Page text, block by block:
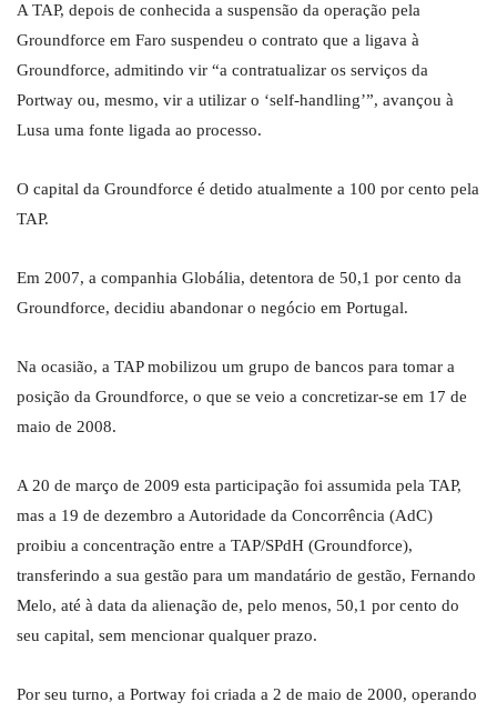
A TAP, depois de conhecida a suspensão da operação pela
Groundforce em Faro suspendeu o contrato que a ligava à
Groundforce, admitindo vir “a contratualizar os serviços da
Portway ou, mesmo, vir a utilizar o ‘self-handling’”, avançou à
Lusa uma fonte ligada ao processo.
O capital da Groundforce é detido atualmente a 100 por cento pela
TAP.
Em 2007, a companhia Globália, detentora de 50,1 por cento da
Groundforce, decidiu abandonar o negócio em Portugal.
Na ocasião, a TAP mobilizou um grupo de bancos para tomar a
posição da Groundforce, o que se veio a concretizar-se em 17 de
maio de 2008.
A 20 de março de 2009 esta participação foi assumida pela TAP,
mas a 19 de dezembro a Autoridade da Concorrência (AdC)
proibiu a concentração entre a TAP/SPdH (Groundforce),
transferindo a sua gestão para um mandatário de gestão, Fernando
Melo, até à data da alienação de, pelo menos, 50,1 por cento do
seu capital, sem mencionar qualquer prazo.
Por seu turno, a Portway foi criada a 2 de maio de 2000, operando